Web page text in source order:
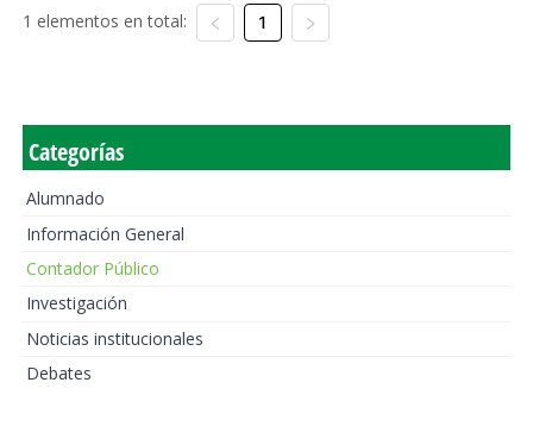
1 elementos en total: 1
Categorías
Alumnado
Información General
Contador Público
Investigación
Noticias institucionales
Debates